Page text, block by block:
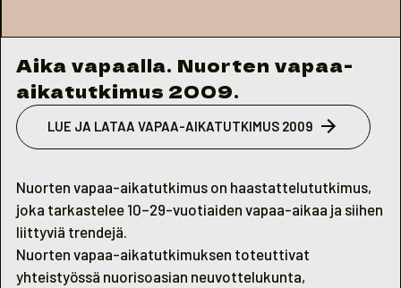
Aika vapaalla. Nuorten vapaa-
aikatutkimus 2009.
LUE JA LATAA VAPAA-AIKATUTKIMUS 2009
Nuorten vapaa-aikatutkimus on haastattelututkimus,
joka tarkastelee 10–29-vuotiaiden vapaa-aikaa ja siihen
liittyviä trendejä.
Nuorten vapaa-aikatutkimuksen toteuttivat
yhteistyössä nuorisoasian neuvottelukunta,